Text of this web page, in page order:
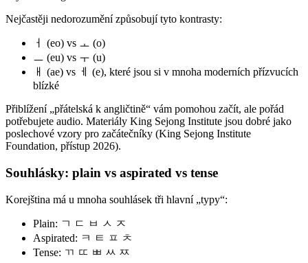
Nejčastěji nedorozumění způsobují tyto kontrasty:
ㅓ (eo) vs ㅗ (o)
ㅡ (eu) vs ㅜ (u)
ㅐ (ae) vs ㅔ (e), které jsou si v mnoha moderních přízvucích
blízké
Přiblížení „přátelská k angličtině“ vám pomohou začít, ale pořád
potřebujete audio. Materiály King Sejong Institute jsou dobré jako
poslechové vzory pro začátečníky (King Sejong Institute
Foundation, přístup 2026).
Souhlásky: plain vs aspirated vs tense
Korejština má u mnoha souhlásek tři hlavní „typy“:
Plain: ㄱ ㄷ ㅂ ㅅ ㅈ
Aspirated: ㅋ ㅌ ㅍ ㅊ
Tense: ㄲ ㄸ ㅃ ㅆ ㅉ